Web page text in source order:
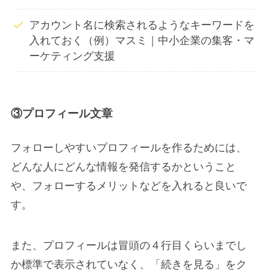
アカウント名に検索されるようなキーワードを
入れておく（例）マスミ｜中小企業の集客・マ
ーケティング支援
③プロフィール文章
フォローしやすいプロフィールを作るためには、
どんな人にどんな情報を発信するかということ
や、フォローするメリットなどを入れると良いで
す。
また、プロフィールは冒頭の４行目くらいまでし
か標準で表示されていなく、「続きを見る」をク